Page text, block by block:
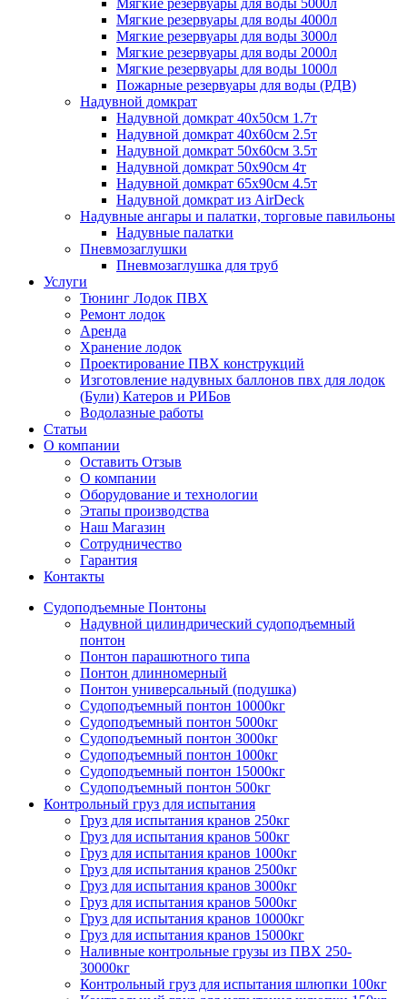
Мягкие резервуары для воды 5000л
Мягкие резервуары для воды 4000л
Мягкие резервуары для воды 3000л
Мягкие резервуары для воды 2000л
Мягкие резервуары для воды 1000л
Пожарные резервуары для воды (РДВ)
Надувной домкрат
Надувной домкрат 40х50см 1.7т
Надувной домкрат 40х60см 2.5т
Надувной домкрат 50х60см 3.5т
Надувной домкрат 50х90см 4т
Надувной домкрат 65х90см 4.5т
Надувной домкрат из AirDeck
Надувные ангары и палатки, торговые павильоны
Надувные палатки
Пневмозаглушки
Пневмозаглушка для труб
Услуги
Тюнинг Лодок ПВХ
Ремонт лодок
Аренда
Хранение лодок
Проектирование ПВХ конструкций
Изготовление надувных баллонов пвх для лодок
(Були) Катеров и РИБов
Водолазные работы
Статьи
О компании
Оставить Отзыв
О компании
Оборудование и технологии
Этапы производства
Наш Магазин
Сотрудничество
Гарантия
Контакты
Судоподъемные Понтоны
Надувной цилиндрический судоподъемный
понтон
Понтон парашютного типа
Понтон длинномерный
Понтон универсальный (подушка)
Судоподъемный понтон 10000кг
Судоподъемный понтон 5000кг
Судоподъемный понтон 3000кг
Судоподъемный понтон 1000кг
Судоподъемный понтон 15000кг
Судоподъемный понтон 500кг
Контрольный груз для испытания
Груз для испытания кранов 250кг
Груз для испытания кранов 500кг
Груз для испытания кранов 1000кг
Груз для испытания кранов 2500кг
Груз для испытания кранов 3000кг
Груз для испытания кранов 5000кг
Груз для испытания кранов 10000кг
Груз для испытания кранов 15000кг
Наливные контрольные грузы из ПВХ 250-
30000кг
Контрольный груз для испытания шлюпки 100кг